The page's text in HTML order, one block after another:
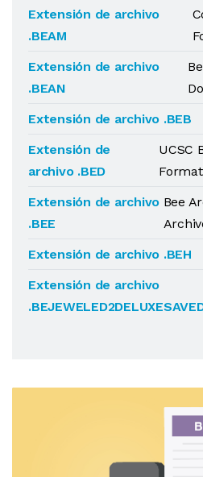
Extensión de archivo
.BEAM
Extensión de archivo
.BEAN
Extensión de archivo .BEB
Extensión de
archivo .BED
UCSC
Format
Extensión de archivo
.BEE
Bee
Extensión de archivo .BEH
Extensión de archivo